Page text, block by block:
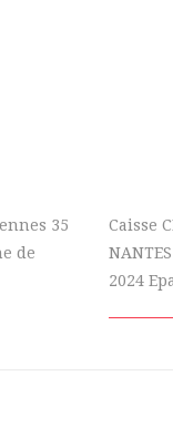
35
de
Caisse
2024